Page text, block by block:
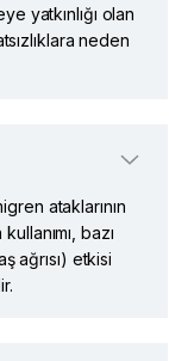
yatkınlığı olan
neden
ataklarının
bazı
ağrısı) etkisi